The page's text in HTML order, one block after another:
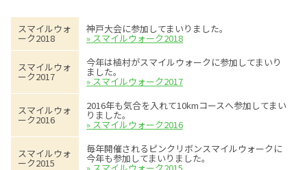
スマイルウォ
ーク2018
神戸大会に参加してまいりました。
» スマイルウォーク2018
スマイルウォ
ーク2017
今年は植村がスマイルウォークに参加してまいり
ました。
» スマイルウォーク2017
スマイルウォ
ーク2016
2016年も気合を入れて10kmコースへ参加してまい
りました。
» スマイルウォーク2016
スマイルウォ
ーク2015
毎年開催されるピンクリボンスマイルウォークに
今年も参加してまいりました。